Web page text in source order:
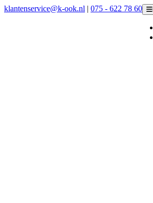
klantenservice@k-ook.nl | 075 - 622 78 60